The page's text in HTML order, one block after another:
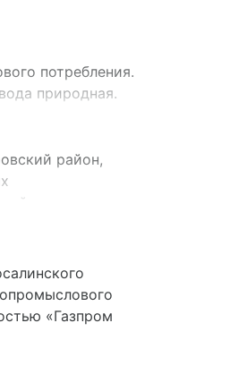
потребления.
природная.
район,
подготовки
«Газпром